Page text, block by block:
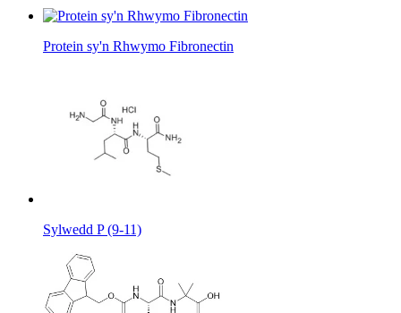
Protein sy'n Rhwymo Fibronectin
Sylwedd P (9-11)